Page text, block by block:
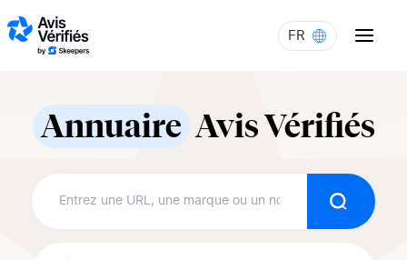
FR
Annuaire Avis Vérifiés